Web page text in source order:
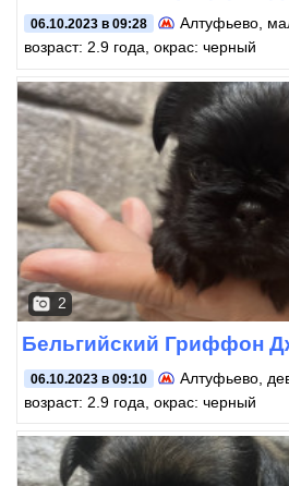
06.10.2023 в 09:28 Алтуфьево,
возраст: 2.9 года, окрас: черный
2
Бельгийский Гриффон
06.10.2023 в 09:10 Алтуфьево ,
возраст: 2.9 года, окрас: черный